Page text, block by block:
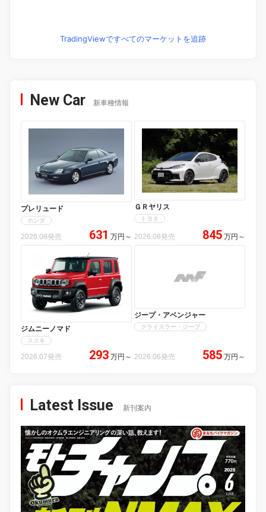
TradingViewですべてのマーケットを追跡
New Car 新車種情報
プレリュード
ホンダ
2026.08発売 631 万円 ～
ＧＲヤリス
トヨタ
2026.08発売 845 万円 ～
ジムニーノマド
スズキ
2026.07発売 293 万円 ～
ジープ・アベンジャー
クライスラー・ジープ
2026.06発売 585 万円 ～
Latest Issue 新刊案内